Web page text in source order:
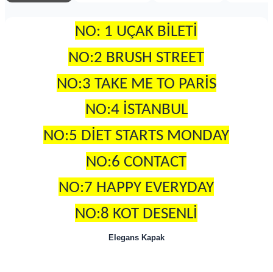
NO: 1 UÇAK BİLETİ
NO:2 BRUSH STREET
NO:3 TAKE ME TO PARİS
NO:4 İSTANBUL
NO:5 DİET STARTS MONDAY
NO:6 CONTACT
NO:7 HAPPY EVERYDAY
NO:8 KOT DESENLİ
Elegans Kapak